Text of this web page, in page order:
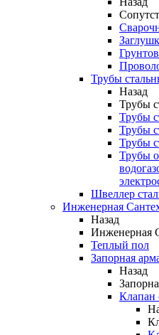
Трубы
Назад
Трубы
Трубы
Трубы
Трубы
Трубы
Швеллер
Инженерная
Назад
Инженерная
Теплый пол
Запорная
Назад
Клапан